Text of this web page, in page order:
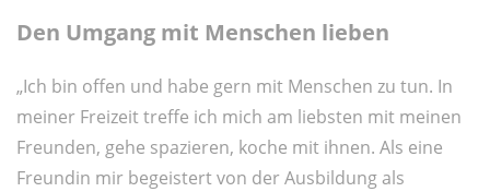
Den Umgang mit Menschen lieben
„Ich bin offen und habe gern mit Menschen zu tun. In
meiner Freizeit treffe ich mich am liebsten mit meinen
Freunden, gehe spazieren, koche mit ihnen. Als eine
Freundin mir begeistert von der Ausbildung als